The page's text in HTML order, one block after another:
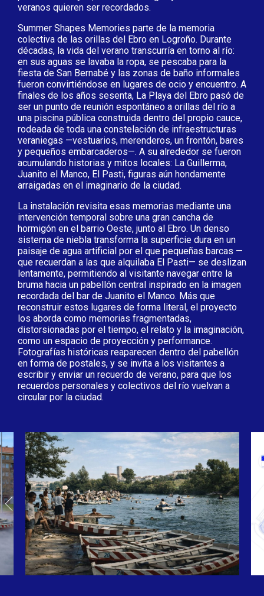
veranos quieren ser recordados.
Summer Shapes Memories parte de la memoria
colectiva de las orillas del Ebro en Logroño. Durante
décadas, la vida del verano transcurría en torno al río:
en sus aguas se lavaba la ropa, se pescaba para la
fiesta de San Bernabé y las zonas de baño informales
fueron convirtiéndose en lugares de ocio y encuentro. A
finales de los años sesenta, La Playa del Ebro pasó de
ser un punto de reunión espontáneo a orillas del río a
una piscina pública construida dentro del propio cauce,
rodeada de toda una constelación de infraestructuras
veraniegas —vestuarios, merenderos, un frontón, bares
y pequeños embarcaderos—. A su alrededor se fueron
acumulando historias y mitos locales: La Guillerma,
Juanito el Manco, El Pasti, figuras aún hondamente
arraigadas en el imaginario de la ciudad.
La instalación revisita esas memorias mediante una
intervención temporal sobre una gran cancha de
hormigón en el barrio Oeste, junto al Ebro. Un denso
sistema de niebla transforma la superficie dura en un
paisaje de agua artificial por el que pequeñas barcas —
que recuerdan a las que alquilaba El Pasti— se deslizan
lentamente, permitiendo al visitante navegar entre la
bruma hacia un pabellón central inspirado en la imagen
recordada del bar de Juanito el Manco. Más que
reconstruir estos lugares de forma literal, el proyecto
los aborda como memorias fragmentadas,
distorsionadas por el tiempo, el relato y la imaginación,
como un espacio de proyección y performance.
Fotografías históricas reaparecen dentro del pabellón
en forma de postales, y se invita a los visitantes a
escribir y enviar un recuerdo de verano, para que los
recuerdos personales y colectivos del río vuelvan a
circular por la ciudad.